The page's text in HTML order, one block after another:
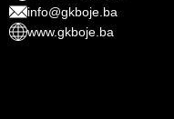
info@gkboje.ba
www.gkboje.ba